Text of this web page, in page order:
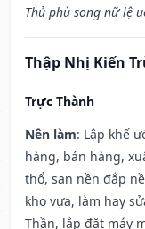
Thủ phù song nữ lệ
Thập Nhị Kiến
Trực Thành
Nên làm: Lập khế
hàng, bán hàng,
thổ, san nền đắp
kho vựa, làm hay
Thần, lắp đặt máy